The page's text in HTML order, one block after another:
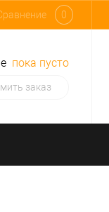
0
пока пусто
заказ